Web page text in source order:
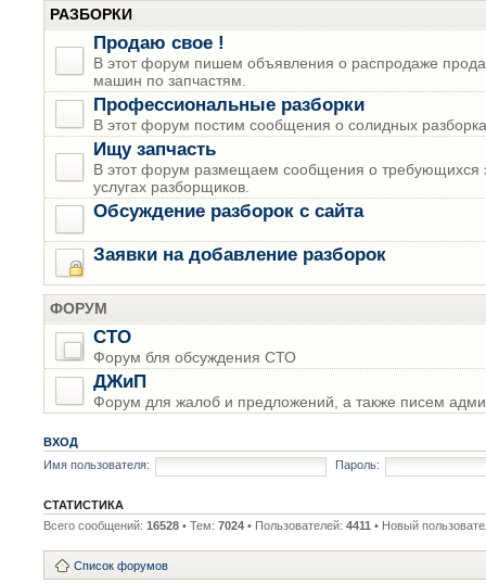
РАЗБОРКИ
Продаю свое !
В этот форум пишем объявления о распродаже
машин по запчастям.
Профессиональные разборки
В этот форум постим сообщения о солидных
Ищу запчасть
В этот форум размещаем сообщения о требующихся
услугах разборщиков.
Обсуждение разборок с сайта
Заявки на добавление разборок
ФОРУМ
СТО
Форум бля обсуждения СТО
ДЖиП
Форум для жалоб и предложений, а также писем
ВХОД
Имя пользователя:
Пароль:
СТАТИСТИКА
Всего сообщений: 16528 • Тем: 7024 • Пользователей: 4411 • Новый
Список форумов